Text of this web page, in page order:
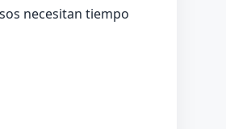
necesitan tiempo